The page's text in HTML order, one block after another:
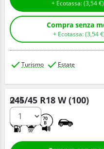
+ Ecotassa: (3,54€
+ Ecotassa: (3,54€
Turismo Estate
245/45 R18 W (100)
70
B
Q.tà